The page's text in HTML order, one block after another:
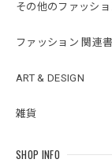
その他のファッシ
ファッション 関連
ART & DESIGN
雑貨
SHOP INFO